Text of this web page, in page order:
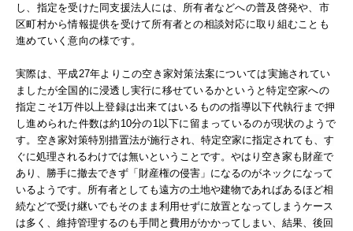
し、指定を受けた同支援法人には、所有者などへの普及啓発や、市
区町村から情報提供を受けて所有者との相談対応に取り組むことも
進めていく意向の様です。
実際は、平成27年よりこの空き家対策法案については実施されてい
ましたが全国的に浸透し実行に移せているかというと特定空家への
指定こそ1万件以上登録は出来てはいるものの指導以下代執行まで押
し進められた件数は約10分の1以下に留まっているのが現状のようで
す。 空き家対策特別措置法が施行され、特定空家に指定されても、す
ぐに処理されるわけでは無いということです。 やはり空き家も財産で
あり、勝手に撤去できず「財産権の侵害」になるのがネックになって
いるようです。所有者としても遠方の土地や建物であればあるほど相
続などで受け継いでもそのまま利用せずに放置となってしまうケース
は多く、維持管理するのも手間と費用がかかってしまい、結果、後回